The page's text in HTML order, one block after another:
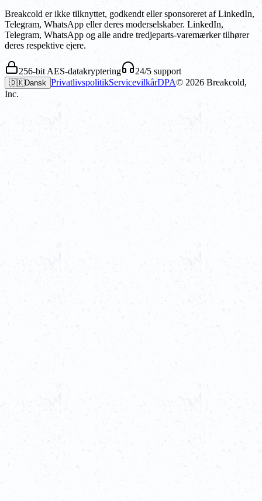
Breakcold er ikke tilknyttet, godkendt eller sponsoreret af LinkedIn,
Telegram, WhatsApp eller deres moderselskaber. LinkedIn,
Telegram, WhatsApp og alle andre tredjeparts-varemærker tilhører
deres respektive ejere.
256-bit AES-datakryptering 24/5 support
🇩🇰Dansk PrivatlivspolitikServicevilkårDPA© 2026 Breakcold,
Inc.